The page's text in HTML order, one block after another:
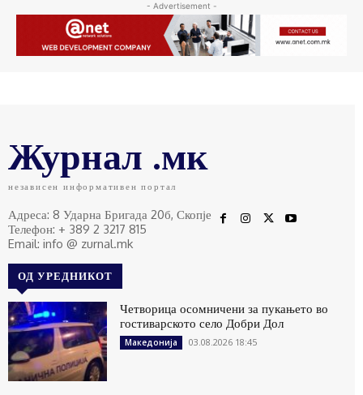
- Advertisement -
Журнал .мк
независен информативен портал
Адреса: 8 Ударна Бригада 20б, Скопје
Телефон: + 389 2 3217 815
Email: info @ zurnal.mk
ОД УРЕДНИКОТ
Четворица осомничени за пукањето во
гостиварското село Добри Дол
Македонија 03.08.2026 18:45